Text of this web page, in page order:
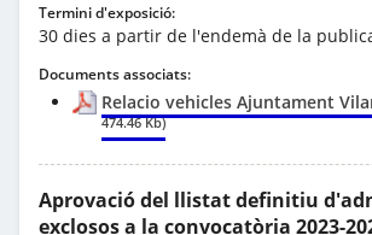
Termini d'exposició:
30 dies a partir de l'endemà de la
Documents associats:
Relacio vehicles Ajuntament
474.46 Kb)
Aprovació del llistat definitiu
exclosos a la convocatòria 2023-